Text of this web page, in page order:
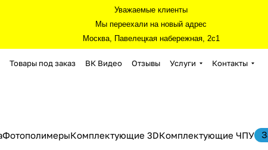
Уважаемые клиенты
Мы переехали на новый адрес
Москва, Павелецкая набережная, 2с1
Товары под заказ ВК Видео Отзывы Услуги Контакты
ФотополимерыКомплектующие 3DКомплектующие ЧПУ